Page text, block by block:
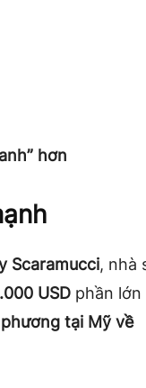
hơn
Scaramucci, nhà
USD phần
tại Mỹ về